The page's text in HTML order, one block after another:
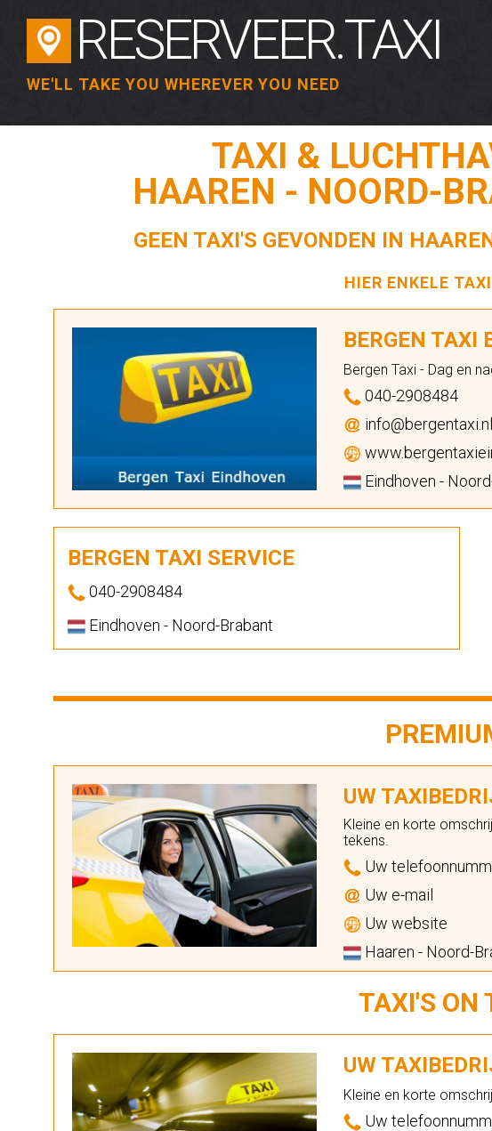
RESERVEER.TAXI
WE'LL TAKE YOU WHEREVER YOU NEED
TAXI &
HAAREN - NOORD-
GEEN TAXI'S GEVONDEN IN
HIER ENKELE
BERGEN TAXI
Bergen Taxi - Dag en
040-2908484
info@bergentaxi.nl
Eindhoven -
BERGEN TAXI SERVICE
040-2908484
Eindhoven - Noord-Brabant
UW
Kleine en korte
tekens.
Uw
Uw e-mail
Uw website
Haaren - Noord-
TAXI'S ON
UW
Kleine en korte
Uw